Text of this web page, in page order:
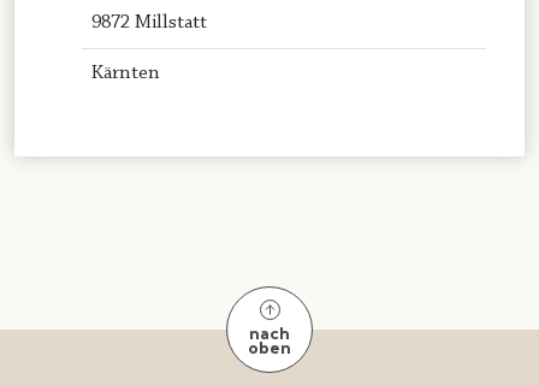
9872 Millstatt
Kärnten
nach
oben